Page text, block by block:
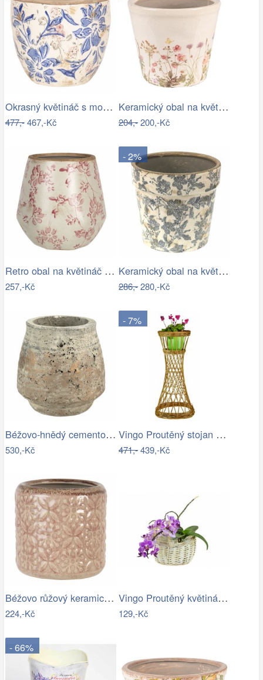
Okrasný květináč s modrými květy - Ø 18…
477,-467,-Kč
Keramický obal na květináč s lučními…
204,-200,-Kč
Retro obal na květináč s růžovými květy…
257,-Kč
- 2%
Keramický obal na květináč se šedými…
286,-280,-Kč
Béžovo-hnědý cementový květináč s…
530,-Kč
- 7%
Vingo Proutěný stojan na květiny…
471,-439,-Kč
Béžovo růžový keramický květináč se…
224,-Kč
Vingo Proutěný květináč košíček s…
129,-Kč
- 66%